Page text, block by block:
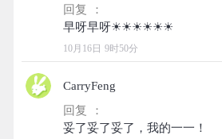
回复 ：
10月16日 9时50分
CarryFeng
回复 ：